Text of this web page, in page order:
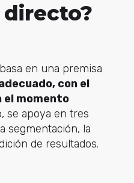
en una premisa
con el
el momento
se apoya en tres
segmentación, la
de resultados.